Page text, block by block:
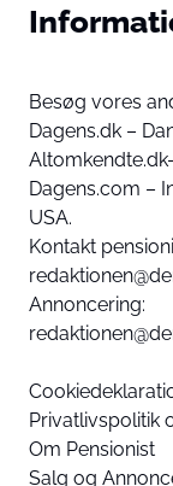
Besøg vores
Dagens.dk –
Dagens.com –
USA.
Kontakt
Annoncering:
Privatlivspolitik
Om Pensionist
Salg og